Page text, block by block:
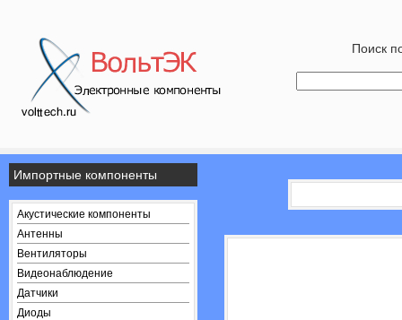
Поиск
Импортные компоненты
Акустические компоненты
Антенны
Вентиляторы
Видеонаблюдение
Датчики
Диоды